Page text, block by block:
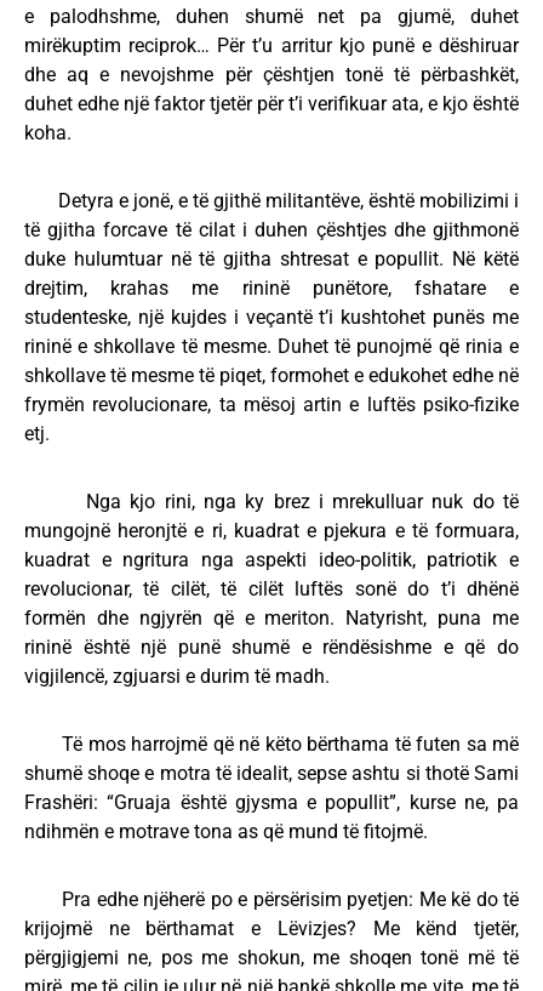
e palodhshme, duhen shumë net pa gjumë, duhet
mirëkuptim reciprok… Për t’u arritur kjo punë e dëshiruar
dhe aq e nevojshme për çështjen tonë të përbashkët,
duhet edhe një faktor tjetër për t’i verifikuar ata, e kjo është
koha.
Detyra e jonë, e të gjithë militantëve, është mobilizimi i
të gjitha forcave të cilat i duhen çështjes dhe gjithmonë
duke hulumtuar në të gjitha shtresat e popullit. Në këtë
drejtim, krahas me rininë punëtore, fshatare e
studenteske, një kujdes i veçantë t’i kushtohet punës me
rininë e shkollave të mesme. Duhet të punojmë që rinia e
shkollave të mesme të piqet, formohet e edukohet edhe në
frymën revolucionare, ta mësoj artin e luftës psiko-fizike
etj.
Nga kjo rini, nga ky brez i mrekulluar nuk do të
mungojnë heronjtë e ri, kuadrat e pjekura e të formuara,
kuadrat e ngritura nga aspekti ideo-politik, patriotik e
revolucionar, të cilët, të cilët luftës sonë do t’i dhënë
formën dhe ngjyrën që e meriton. Natyrisht, puna me
rininë është një punë shumë e rëndësishme e që do
vigjilencë, zgjuarsi e durim të madh.
Të mos harrojmë që në këto bërthama të futen sa më
shumë shoqe e motra të idealit, sepse ashtu si thotë Sami
Frashëri: “Gruaja është gjysma e popullit”, kurse ne, pa
ndihmën e motrave tona as që mund të fitojmë.
Pra edhe njëherë po e përsërisim pyetjen: Me kë do të
krijojmë ne bërthamat e Lëvizjes? Me kënd tjetër,
përgjigjemi ne, pos me shokun, me shoqen tonë më të
mirë, me të cilin je ulur në një bankë shkolle me vite, me të